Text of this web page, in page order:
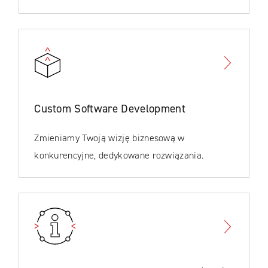
Custom Software Development
Zmieniamy Twoją wizję biznesową w
konkurencyjne, dedykowane rozwiązania.